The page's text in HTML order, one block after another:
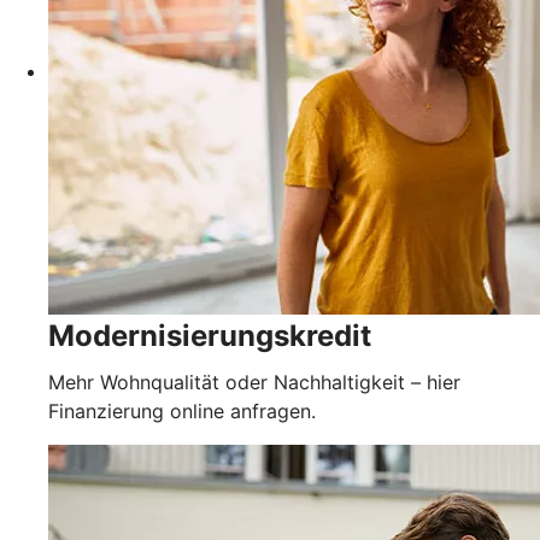
Modernisierungskredit
Mehr Wohnqualität oder Nachhaltigkeit – hier
Finanzierung online anfragen.